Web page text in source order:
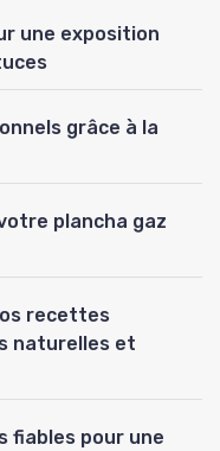
une exposition
grâce à la
plancha gaz
recettes
naturelles et
fiables pour une